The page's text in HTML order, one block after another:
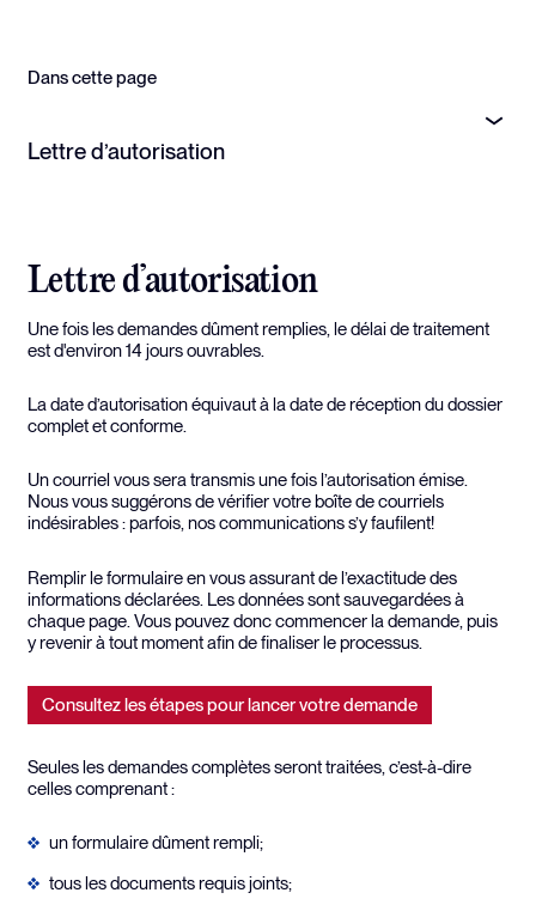
Dans cette page
Lettre d’autorisation
Lettre d’autorisation
Une fois les demandes dûment remplies, le délai de traitement
est d'environ 14 jours ouvrables.
La date d’autorisation équivaut à la date de réception du dossier
complet et conforme.
Un courriel vous sera transmis une fois l’autorisation émise.
Nous vous suggérons de vérifier votre boîte de courriels
indésirables : parfois, nos communications s’y faufilent!
Remplir le formulaire en vous assurant de l’exactitude des
informations déclarées. Les données sont sauvegardées à
chaque page. Vous pouvez donc commencer la demande, puis
y revenir à tout moment afin de finaliser le processus.
Consultez les étapes pour lancer votre demande
Seules les demandes complètes seront traitées, c’est-à-dire
celles comprenant :
un formulaire dûment rempli;
tous les documents requis joints;